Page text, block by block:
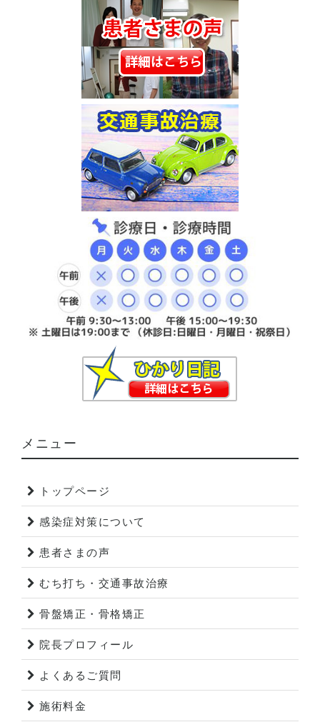
メニュー
トップページ
感染症対策について
患者さまの声
むち打ち・交通事故治療
骨盤矯正・骨格矯正
院長プロフィール
よくあるご質問
施術料金